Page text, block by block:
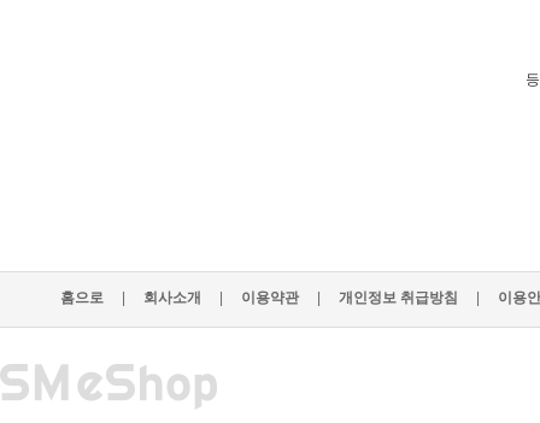
홈으로 회사소개 이용약관 개인정보 취급방침 이용